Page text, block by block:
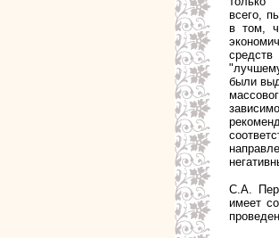
всего,
в том,
были
С.А.
имеет